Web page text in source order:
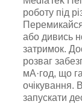
роботу під
або дивись
затримок.
розваг
мА·год, що
очікування.
запускати